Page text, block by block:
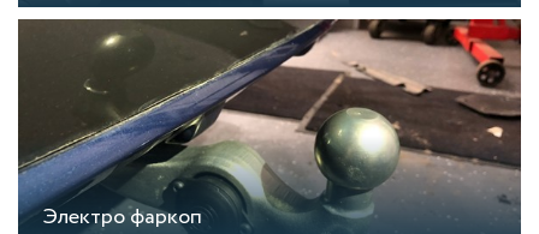
Электро фаркоп